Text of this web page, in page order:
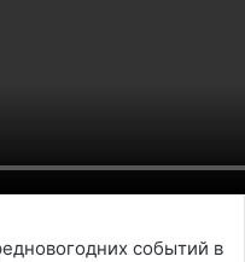
событий в